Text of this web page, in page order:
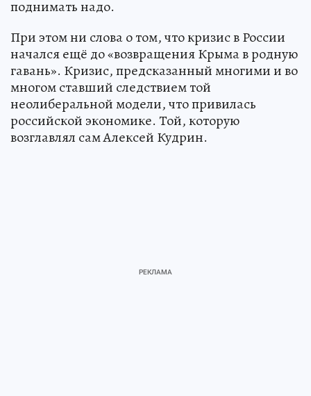
поднимать надо.
При этом ни слова о том, что кризис в России
начался ещё до «возвращения Крыма в родную
гавань». Кризис, предсказанный многими и во
многом ставший следствием той
неолиберальной модели, что привилась
российской экономике. Той, которую
возглавлял сам Алексей Кудрин.